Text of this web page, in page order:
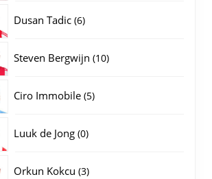
Dusan Tadic 66
Steven Bergwijn 1010
Ciro Immobile 55
Luuk de Jong 00
Orkun Kokcu 33